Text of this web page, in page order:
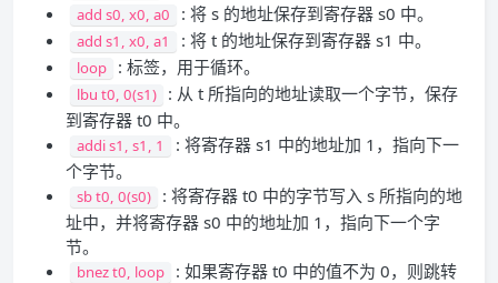
add s0, x0, a0 : 将 s 的地址保存到寄存器 s0 中。
add s1, x0, a1 : 将 t 的地址保存到寄存器 s1 中。
loop : 标签，用于循环。
lbu t0, 0(s1)
: 从 t 所指向的地址读取一个字节，保存
到寄存器 t0 中。
addi s1, s1, 1
: 将寄存器 s1 中的地址加 1，指向下一
个字节。
sb t0, 0(s0)
: 将寄存器 t0 中的字节写入 s 所指向的地
址中，并将寄存器 s0 中的地址加 1，指向下一个字
节。
bnez t0, loop
: 如果寄存器 t0 中的值不为 0，则跳转